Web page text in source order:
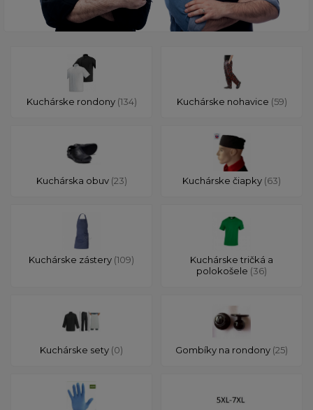
Kuchárske rondony (134) Kuchárske nohavice (59)
Kuchárska obuv (23) Kuchárske čiapky (63)
Kuchárske zástery (109)
Kuchárske tričká a
polokošele (36)
Kuchárske sety (0) Gombíky na rondony (25)